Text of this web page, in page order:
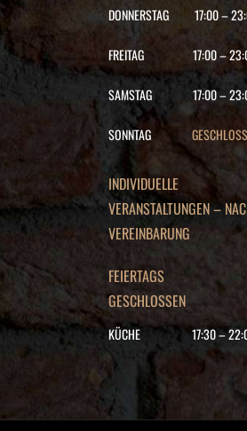
DONNERSTAG 17:00–
FREITAG 17:00–
SAMSTAG 17:00–
SONNTAG
INDIVIDUELLE
VERANSTALTUNGEN –
VEREINBARUNG
FEIERTAGS
GESCHLOSSEN
KÜCHE 17:30–22